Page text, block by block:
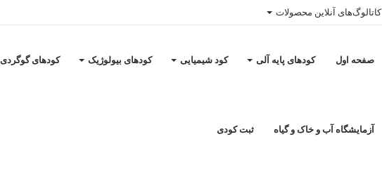
کاتالوگ‌های آنلاین محصولات
صفحه اول کودهای پایه آلی کود شیمیایی کودهای بیولوژیک کودهای گوگردی
آزمایشگاه آب و خاک و گیاه ثبت کودی